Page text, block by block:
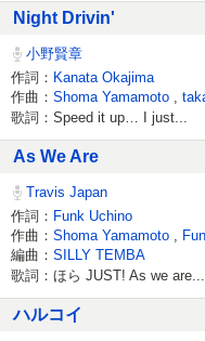
Night Drivin'
小野賢章
作詞： Kanata Okajima
作曲： Shoma Yamamoto
歌詞：Speed it up… I just...
As We Are
Travis Japan
作詞： Funk Uchino
作曲： Shoma Yamamoto
編曲： SILLY TEMBA
歌詞：ほら JUST! As we are...
ハルコイ